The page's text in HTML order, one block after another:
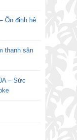
Ổn định hệ
thanh sân
– Sức